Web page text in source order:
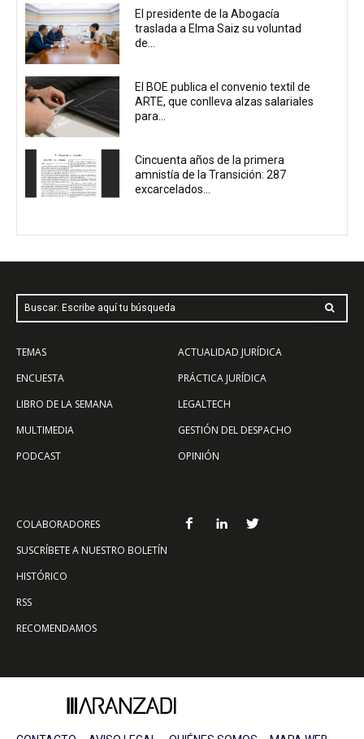
El presidente de la Abogacía
traslada a Elma Saiz su voluntad
de...
El BOE publica el convenio textil de
ARTE, que conlleva alzas salariales
para...
Cincuenta años de la primera
amnistía de la Transición: 287
excarcelados...
Buscar: Escribe aquí tu búsqueda
TEMAS
ENCUESTA
LIBRO DE LA SEMANA
MULTIMEDIA
PODCAST
ACTUALIDAD JURÍDICA
PRÁCTICA JURÍDICA
LEGALTECH
GESTIÓN DEL DESPACHO
OPINIÓN
COLABORADORES
SUSCRÍBETE A NUESTRO BOLETÍN
HISTÓRICO
RSS
RECOMENDAMOS